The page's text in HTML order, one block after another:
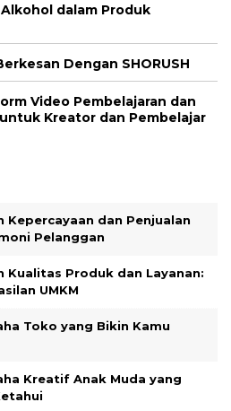
dalam Produk
Dengan SHORUSH
Video Pembelajaran dan
Kreator dan Pembelajar
Kepercayaan dan Penjualan
Pelanggan
Kualitas Produk dan Layanan:
UMKM
Toko yang Bikin Kamu
Kreatif Anak Muda yang